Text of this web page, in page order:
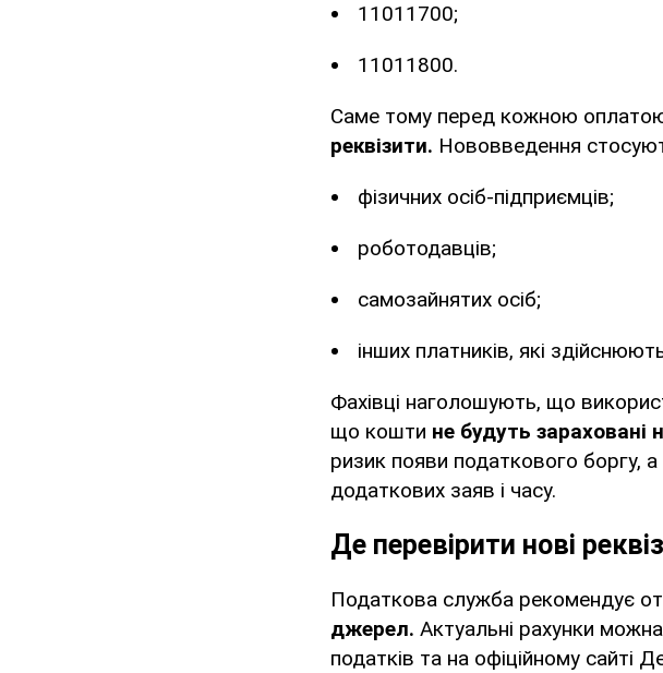
11011700;
11011800.
Саме тому перед кожною
реквізити. Нововведення
фізичних осіб-підприємців;
роботодавців;
самозайнятих осіб;
інших платників, які
Фахівці наголошують, що
що кошти не будуть
ризик появи податкового боргу,
додаткових заяв і часу.
Де перевірити нові
Податкова служба рекомендує
джерел. Актуальні рахунки
податків та на офіційному сайті